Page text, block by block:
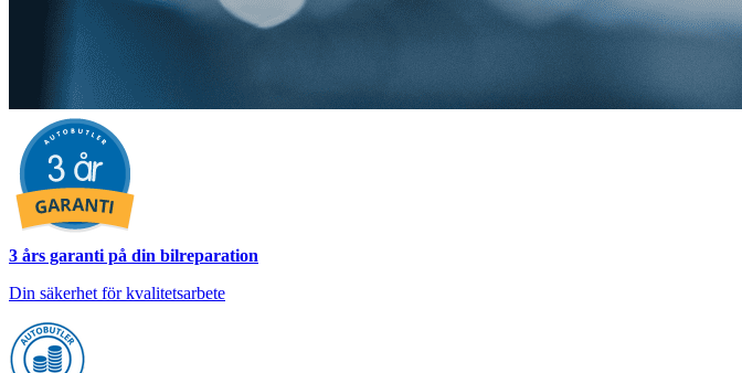
3 års garanti på din bilreparation
Din säkerhet för kvalitetsarbete